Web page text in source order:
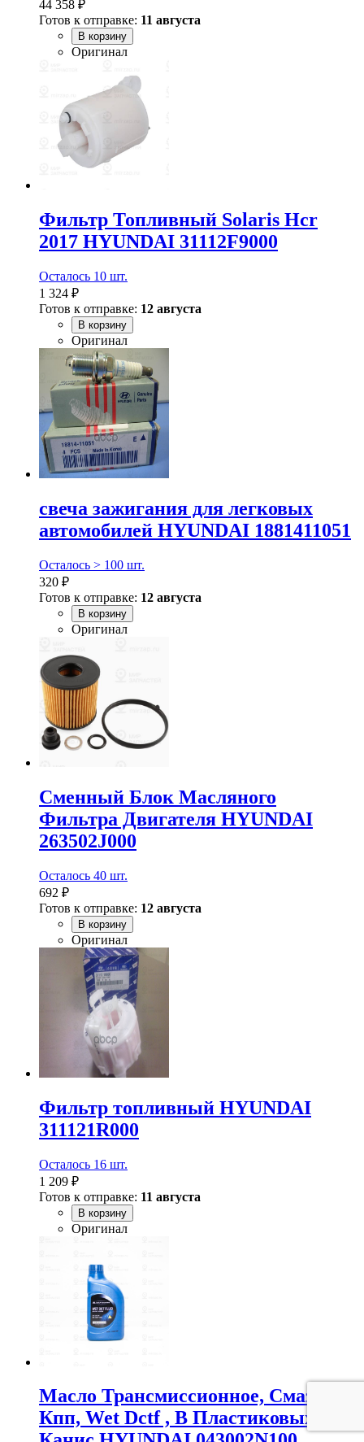
44 358 ₽
Готов к отправке: 11 августа
В корзину
Оригинал
Фильтр Топливный Solaris Hcr
2017 HYUNDAI 31112F9000
Осталось 10 шт.
1 324 ₽
Готов к отправке: 12 августа
В корзину
Оригинал
свеча зажигания для легковых
автомобилей HYUNDAI 1881411051
Осталось > 100 шт.
320 ₽
Готов к отправке: 12 августа
В корзину
Оригинал
Сменный Блок Масляного
Фильтра Двигателя HYUNDAI
263502J000
Осталось 40 шт.
692 ₽
Готов к отправке: 12 августа
В корзину
Оригинал
Фильтр топливный HYUNDAI
311121R000
Осталось 16 шт.
1 209 ₽
Готов к отправке: 11 августа
В корзину
Оригинал
Масло Трансмиссионное, Смазка
Кпп, Wet Dctf , В Пластиковых